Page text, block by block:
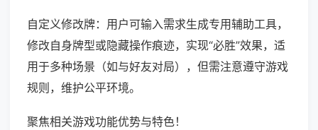
自定义修改牌：用户可输入需求生成专用辅助工具，
修改自身牌型或隐藏操作痕迹，实现“必胜”效果，适
用于多种场景（如与好友对局），但需注意遵守游戏
规则，维护公平环境。
聚焦相关游戏功能优势与特色！